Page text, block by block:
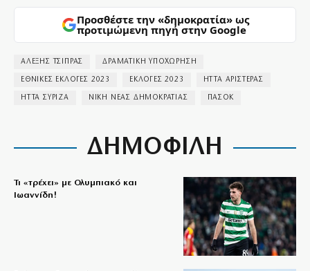
Προσθέστε την «δημοκρατία» ως
προτιμώμενη πηγή στην Google
ΑΛΕΞΗΣ ΤΣΙΠΡΑΣ ΔΡΑΜΑΤΙΚΗ ΥΠΟΧΩΡΗΣΗ
ΕΘΝΙΚΕΣ ΕΚΛΟΓΕΣ 2023 ΕΚΛΟΓΕΣ 2023 ΗΤΤΑ ΑΡΙΣΤΕΡΑΣ
ΗΤΤΑ ΣΥΡΙΖΑ ΝΙΚΗ ΝΕΑΣ ΔΗΜΟΚΡΑΤΙΑΣ ΠΑΣΟΚ
ΔΗΜΟΦΙΛΗ
Τι «τρέχει» με Ολυμπιακό και
Ιωαννίδη!